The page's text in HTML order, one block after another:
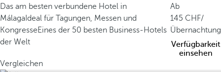
Das am besten verbundene Hotel in
Málaga Ideal für Tagungen, Messen und
KongresseEines der 50 besten Business-Hotels
der Welt
Ab
145
/
Übernachtung
Verfügbarkeit
einsehen
Vergleichen